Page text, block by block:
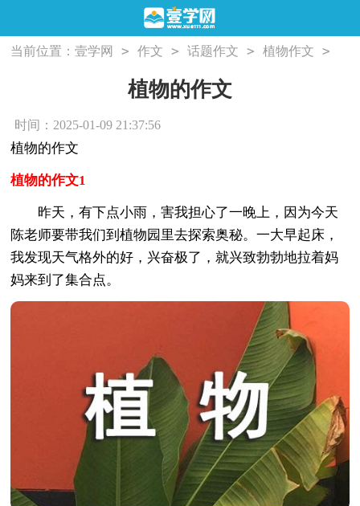
当前位置：壹学网 > 作文 > 话题作文 > 植物作文 >
植物的作文
时间：2025-01-09 21:37:56
植物的作文
植物的作文1
昨天，有下点小雨，害我担心了一晚上，因为今天
陈老师要带我们到植物园里去探索奥秘。一大早起床，
我发现天气格外的好，兴奋极了，就兴致勃勃地拉着妈
妈来到了集合点。